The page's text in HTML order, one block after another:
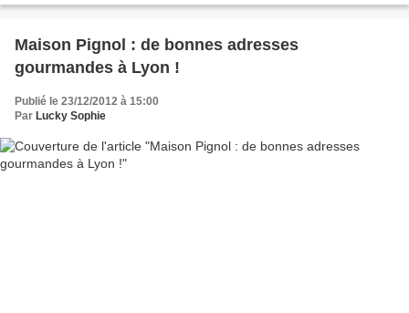
Maison Pignol : de bonnes adresses
gourmandes à Lyon !
Publié le 23/12/2012 à 15:00
Par Lucky Sophie